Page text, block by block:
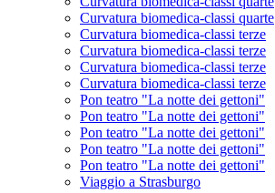
Curvatura biomedica-classi quarte
Curvatura biomedica-classi terze
Curvatura biomedica-classi terze
Curvatura biomedica-classi terze
Curvatura biomedica-classi terze
Pon teatro "La notte dei gettoni"
Pon teatro "La notte dei gettoni"
Pon teatro "La notte dei gettoni"
Pon teatro "La notte dei gettoni"
Pon teatro "La notte dei gettoni"
Viaggio a Strasburgo